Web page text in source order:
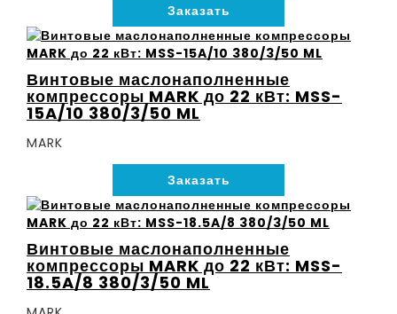
Заказать
Винтовые маслонаполненные
компрессоры MARK до 22 кВт: MSS-
15A/10 380/3/50 ML
MARK
Заказать
Винтовые маслонаполненные
компрессоры MARK до 22 кВт: MSS-
18.5A/8 380/3/50 ML